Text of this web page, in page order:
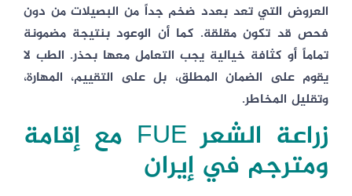
العروض التي تعد بعدد ضخم جداً من البصيلات من دون
فحص قد تكون مقلقة. كما أن الوعود بنتيجة مضمونة
تماماً أو كثافة خيالية يجب التعامل معها بحذر. الطب لا
يقوم على الضمان المطلق، بل على التقييم، المهارة،
وتقليل المخاطر.
زراعة الشعر FUE مع إقامة
ومترجم في إيران